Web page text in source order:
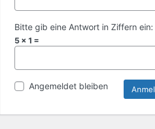
Bitte gib eine Antwort in Ziffern ein:
5 × 1 =
Angemeldet bleiben